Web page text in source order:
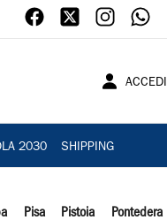
ACCEDI
2030 SHIPPING
Pisa Pistoia Pontedera